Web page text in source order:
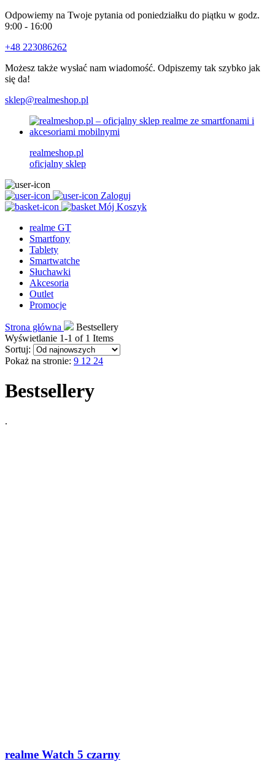
Odpowiemy na Twoje pytania od poniedziałku do piątku w godz.
9:00 - 16:00
+48 223086262
Możesz także wysłać nam wiadomość. Odpiszemy tak szybko jak
się da!
sklep@realmeshop.pl
realmeshop.pl
oficjalny sklep
Zaloguj
Mój Koszyk
realme GT
Smartfony
Tablety
Smartwatche
Słuchawki
Akcesoria
Outlet
Promocje
Strona główna
Bestsellery
Wyświetlanie 1-1 of 1 Items
Sortuj:
Pokaż na stronie: 9 12 24
Bestsellery
.
realme Watch 5 czarny